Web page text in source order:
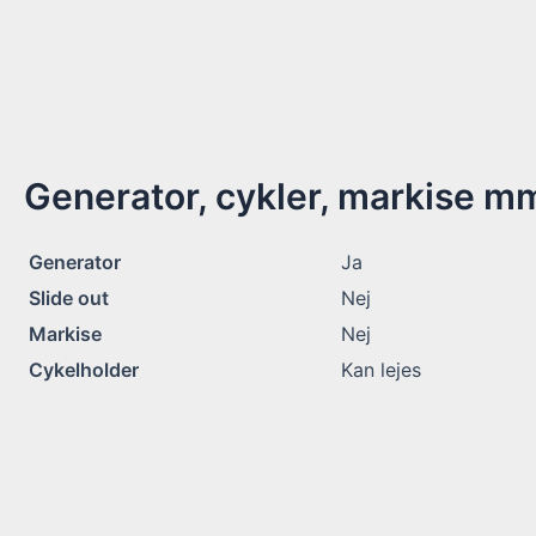
Generator, cykler, markise
Generator
Ja
Slide out
Nej
Markise
Nej
Cykelholder
Kan lejes